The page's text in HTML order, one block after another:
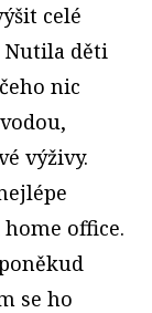
celé
děti
nic
výživy.
office.
se ho